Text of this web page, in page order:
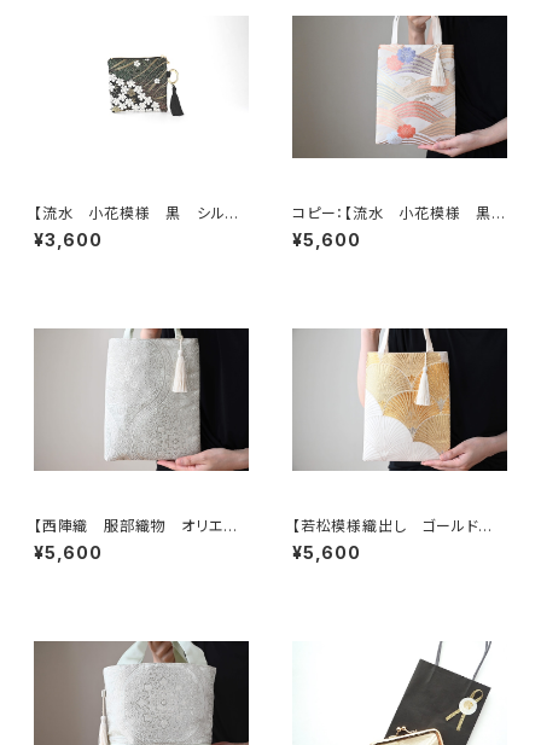
【流水 小花模様 黒 シルク
帯リメイク バッグチャーム型ス
クエアポーチ】メイクポーチ 旅
¥3,600
コピー：【流水 小花模様 黒
シルク 帯リメイク ミニサブバッ
ク フォーマルバック】日常使い、
¥5,600
【西陣織 服部織物 オリエン
ト更紗 華紋様 薄グリーン・シ
ルバー シルク帯リメイク ミニ
¥5,600
【若松模様織出し ゴールド
シルク帯リメイク ミニサブバック
フォーマルバック】日常使い、結
¥5,600